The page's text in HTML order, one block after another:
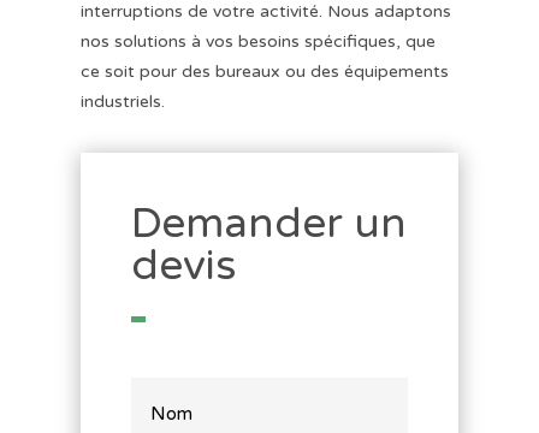
interruptions de votre activité. Nous adaptons
nos solutions à vos besoins spécifiques, que
ce soit pour des bureaux ou des équipements
industriels.
Demander un
devis